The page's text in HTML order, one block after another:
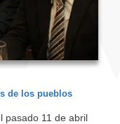
de los pueblos
pasado 11 de abril